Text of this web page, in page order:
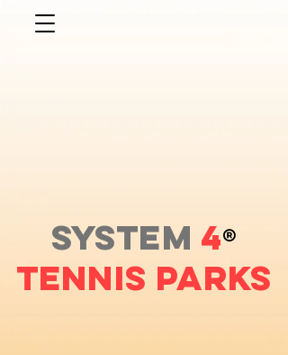
Tennis PARKS
SYSTEM 4®